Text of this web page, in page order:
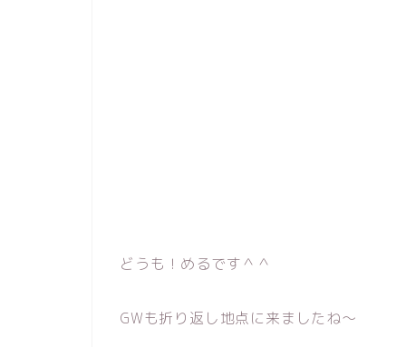
どうも！めるです＾＾
GWも折り返し地点に来ましたね〜